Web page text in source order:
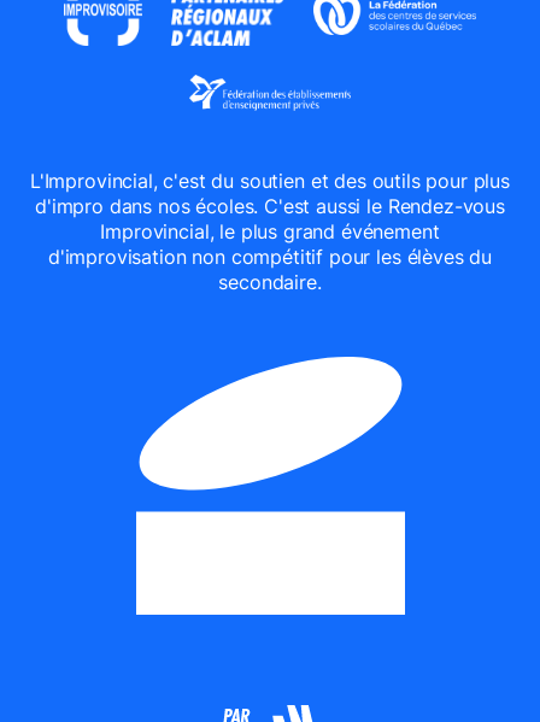
L'Improvincial, c'est du soutien et des outils pour plus
d'impro dans nos écoles. C'est aussi le Rendez-vous
Improvincial, le plus grand événement
d'improvisation non compétitif pour les élèves du
secondaire.